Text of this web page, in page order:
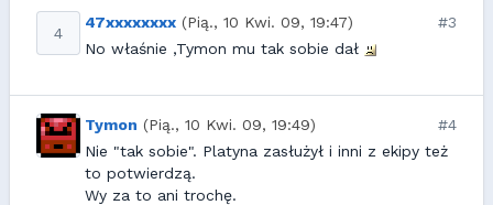
4
47xxxxxxxx (Pią., 10 Kwi. 09, 19:47)
#3
No właśnie ,Tymon mu tak sobie dał
Tymon (Pią., 10 Kwi. 09, 19:49)
#4
Nie "tak sobie". Platyna zasłużył i inni z ekipy też
to potwierdzą.
Wy za to ani trochę.